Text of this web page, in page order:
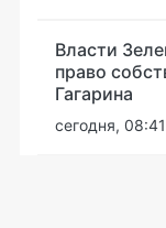
Власти
право
Гагарина
сегодня, 08:41